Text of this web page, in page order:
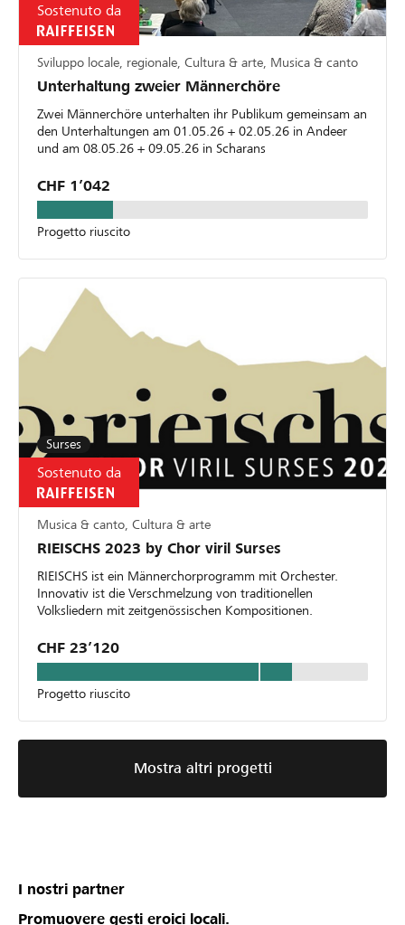
Sostenuto da
Sviluppo locale, regionale, Cultura & arte, Musica & canto
Unterhaltung zweier Männerchöre
Zwei Männerchöre unterhalten ihr Publikum gemeinsam an
den Unterhaltungen am 01.05.26 + 02.05.26 in Andeer
und am 08.05.26 + 09.05.26 in Scharans
CHF 1’042
Progetto riuscito
Surses
Sostenuto da
Musica & canto, Cultura & arte
RIEISCHS 2023 by Chor viril Surses
RIEISCHS ist ein Männerchorprogramm mit Orchester.
Innovativ ist die Verschmelzung von traditionellen
Volksliedern mit zeitgenössischen Kompositionen.
CHF 23’120
Progetto riuscito
Mostra altri progetti
I nostri partner
Promuovere gesti eroici locali.